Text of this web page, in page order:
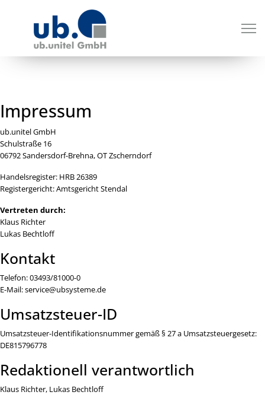
Impressum
ub.unitel GmbH
Schulstraße 16
06792 Sandersdorf-Brehna, OT Zscherndorf
Handelsregister: HRB 26389
Registergericht: Amtsgericht Stendal
Vertreten durch:
Klaus Richter
Lukas Bechtloff
Kontakt
Telefon: 03493/81000-0
E-Mail: service@ubsysteme.de
Umsatzsteuer-ID
Umsatzsteuer-Identifikationsnummer gemäß § 27 a Umsatzsteuergesetz:
DE815796778
Redaktionell verantwortlich
Klaus Richter, Lukas Bechtloff